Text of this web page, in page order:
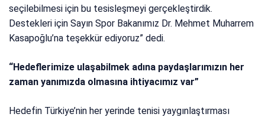
seçilebilmesi için bu tesisleşmeyi gerçekleştirdik.
Destekleri için Sayın Spor Bakanımız Dr. Mehmet Muharrem
Kasapoğlu’na teşekkür ediyoruz” dedi.
“Hedeflerimize ulaşabilmek adına paydaşlarımızın her
zaman yanımızda olmasına ihtiyacımız var”
Hedefin Türkiye’nin her yerinde tenisi yaygınlaştırması